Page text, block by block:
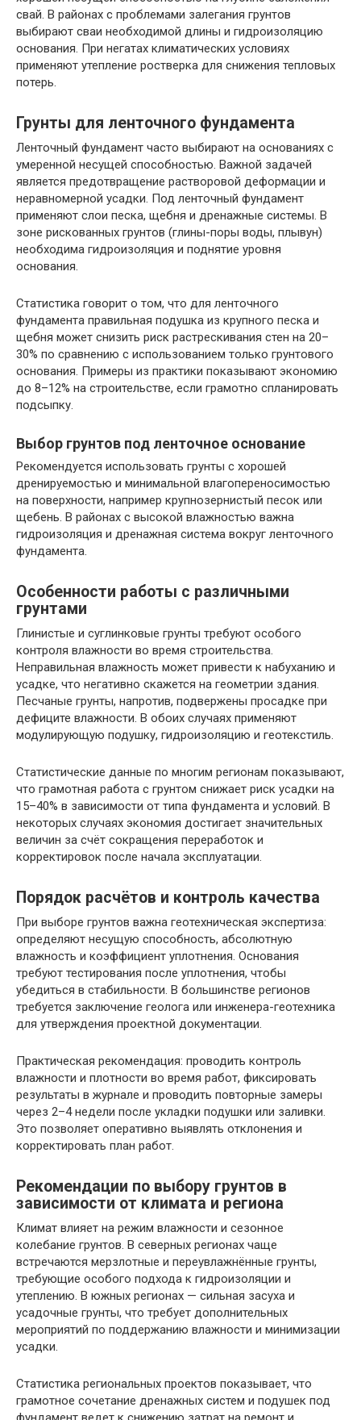
свай. В районах с проблемами залегания грунтов
выбирают сваи необходимой длины и гидроизоляцию
основания. При негатах климатических условиях
применяют утепление ростверка для снижения тепловых
потерь.
Грунты для ленточного фундамента
Ленточный фундамент часто выбирают на основаниях с
умеренной несущей способностью. Важной задачей
является предотвращение растворовой деформации и
неравномерной усадки. Под ленточный фундамент
применяют слои песка, щебня и дренажные системы. В
зоне рискованных грунтов (глины-поры воды, плывун)
необходима гидроизоляция и поднятие уровня
основания.
Статистика говорит о том, что для ленточного
фундамента правильная подушка из крупного песка и
щебня может снизить риск растрескивания стен на 20–
30% по сравнению с использованием только грунтового
основания. Примеры из практики показывают экономию
до 8–12% на строительстве, если грамотно спланировать
подсыпку.
Выбор грунтов под ленточное основание
Рекомендуется использовать грунты с хорошей
дренируемостью и минимальной влагопереносимостью
на поверхности, например крупнозернистый песок или
щебень. В районах с высокой влажностью важна
гидроизоляция и дренажная система вокруг ленточного
фундамента.
Особенности работы с различными
грунтами
Глинистые и суглинковые грунты требуют особого
контроля влажности во время строительства.
Неправильная влажность может привести к набуханию и
усадке, что негативно скажется на геометрии здания.
Песчаные грунты, напротив, подвержены просадке при
дефиците влажности. В обоих случаях применяют
модулирующую подушку, гидроизоляцию и геотекстиль.
Статистические данные по многим регионам показывают,
что грамотная работа с грунтом снижает риск усадки на
15–40% в зависимости от типа фундамента и условий. В
некоторых случаях экономия достигает значительных
величин за счёт сокращения переработок и
корректировок после начала эксплуатации.
Порядок расчётов и контроль качества
При выборе грунтов важна геотехническая экспертиза:
определяют несущую способность, абсолютную
влажность и коэффициент уплотнения. Основания
требуют тестирования после уплотнения, чтобы
убедиться в стабильности. В большинстве регионов
требуется заключение геолога или инженера-геотехника
для утверждения проектной документации.
Практическая рекомендация: проводить контроль
влажности и плотности во время работ, фиксировать
результаты в журнале и проводить повторные замеры
через 2–4 недели после укладки подушки или заливки.
Это позволяет оперативно выявлять отклонения и
корректировать план работ.
Рекомендации по выбору грунтов в
зависимости от климата и региона
Климат влияет на режим влажности и сезонное
колебание грунтов. В северных регионах чаще
встречаются мерзлотные и переувлажнённые грунты,
требующие особого подхода к гидроизоляции и
утеплению. В южных регионах — сильная засуха и
усадочные грунты, что требует дополнительных
мероприятий по поддержанию влажности и минимизации
усадки.
Статистика региональных проектов показывает, что
грамотное сочетание дренажных систем и подушек под